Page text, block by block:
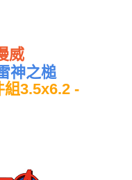
威
神之槌
組3.5x6.2 -